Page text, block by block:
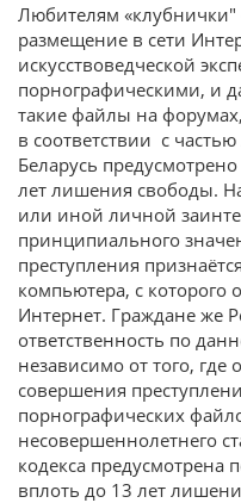
Любителям «клубнички"
размещение в сети
искусствоведческой
порнографическими, и
такие файлы на
в соответствии с
Беларусь
лет лишения свободы.
или иной личной
принципиального
преступления
компьютера, с которого
Интернет. Граждане же
ответственность по
независимо от того,
совершения
порнографических
несовершеннолетнего
кодекса предусмотрена
вплоть до 13 лет